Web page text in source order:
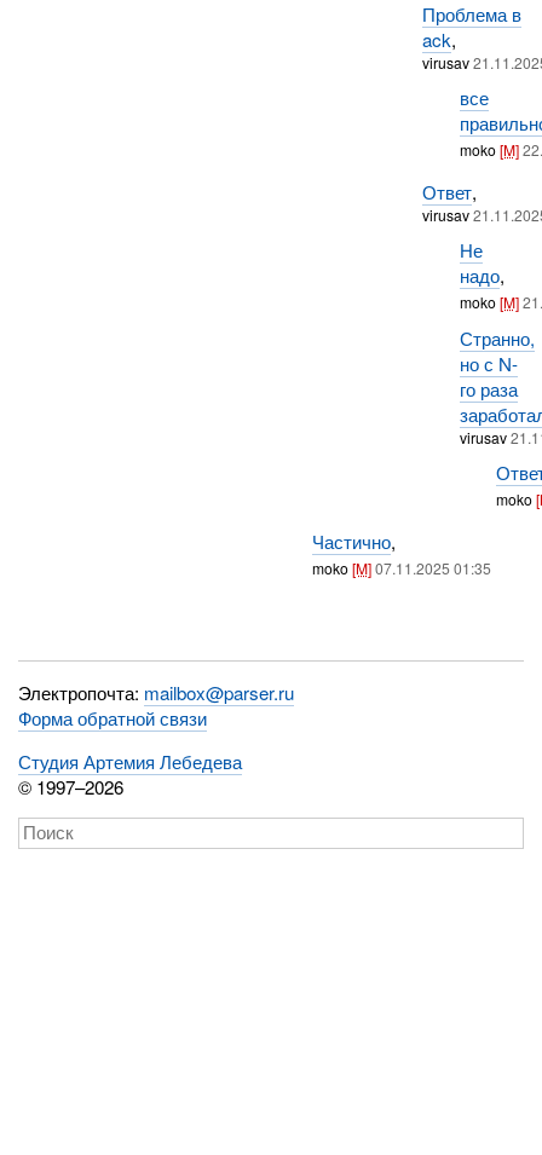
Проблема в
ack,
virusav
все
moko[M]
Ответ,
virusav
Не
надо,
moko[M]
Странно,
но с N-
го раза
virusav
moko
Частично,
moko[M]07.11.2025 01:35
Электропочта: mailbox@parser.ru
Форма обратной связи
Студия Артемия Лебедева
© 1997–2026